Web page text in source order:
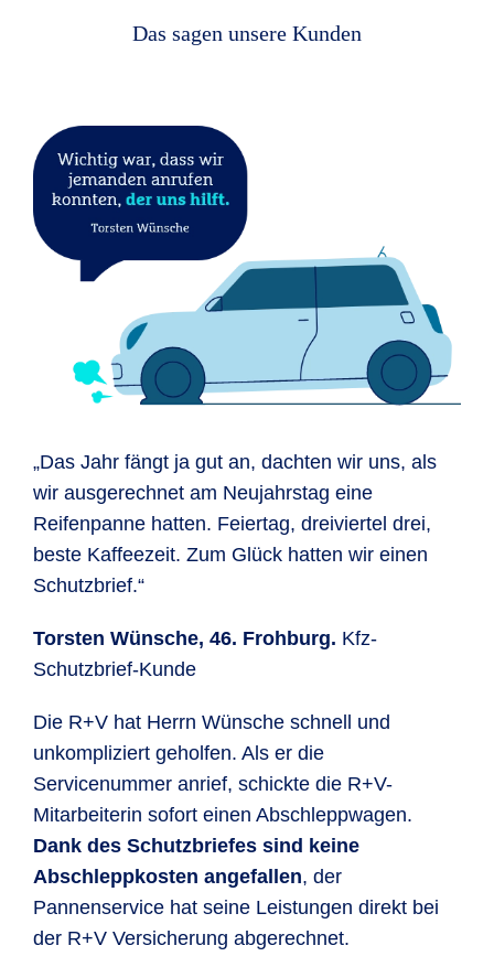
Das sagen unsere Kunden
„Das Jahr fängt ja gut an, dachten wir uns, als
wir ausgerechnet am Neujahrstag eine
Reifenpanne hatten. Feiertag, dreiviertel drei,
beste Kaffeezeit. Zum Glück hatten wir einen
Schutzbrief.“
Torsten Wünsche, 46. Frohburg. Kfz-
Schutzbrief-Kunde
Die R+V hat Herrn Wünsche schnell und
unkompliziert geholfen. Als er die
Servicenummer anrief, schickte die R+V-
Mitarbeiterin sofort einen Abschleppwagen.
Dank des Schutzbriefes sind keine
Abschleppkosten angefallen, der
Pannenservice hat seine Leistungen direkt bei
der R+V Versicherung abgerechnet.